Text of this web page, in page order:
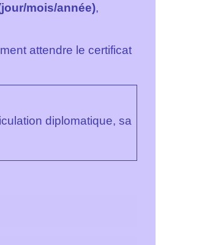
mois/année),
attendre le certificat
diplomatique, sa